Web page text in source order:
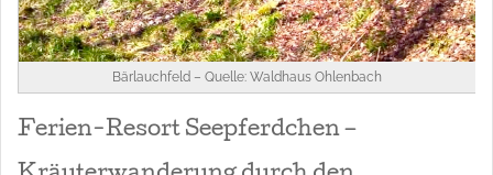
Bärlauchfeld – Quelle: Waldhaus Ohlenbach
Ferien-Resort Seepferdchen –